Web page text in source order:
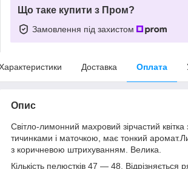
Що таке купити з Пром?
Замовлення під захистом
Доставка Оплата
Опис
Світло-лимонний махровий зірчастий
тичинками і маточкою, має тонкий
з коричневою штрихуванням. Велика.
Кількість пелюстків 47 — 48. Відрізняється